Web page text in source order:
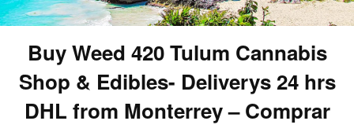
Buy Weed 420 Tulum Cannabis
Shop & Edibles- Deliverys 24 hrs
DHL from Monterrey – Comprar